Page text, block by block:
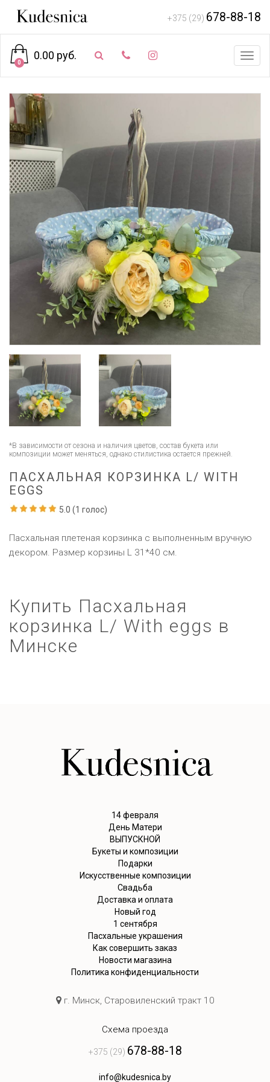
+375 (29) 678-88-18
0
0.00 руб.
*В зависимости от сезона и наличия цветов, состав букета или
композиции может меняться, однако стилистика остается прежней.
ПАСХАЛЬНАЯ КОРЗИНКА L/ WITH
EGGS
5.0 (1 голос)
Пасхальная плетеная корзинка с выполненным вручную
декором. Размер корзины L 31*40 cм.
Купить Пасхальная
корзинка L/ With eggs в
Минске
14 февраля
День Матери
ВЫПУСКНОЙ
Букеты и композиции
Подарки
Искусственные композиции
Свадьба
Доставка и оплата
Новый год
1 сентября
Пасхальные украшения
Как совершить заказ
Новости магазина
Политика конфиденциальности
г. Минск, Старовиленский тракт 10
Схема проезда
+375 (29) 678-88-18
info@kudesnica.by